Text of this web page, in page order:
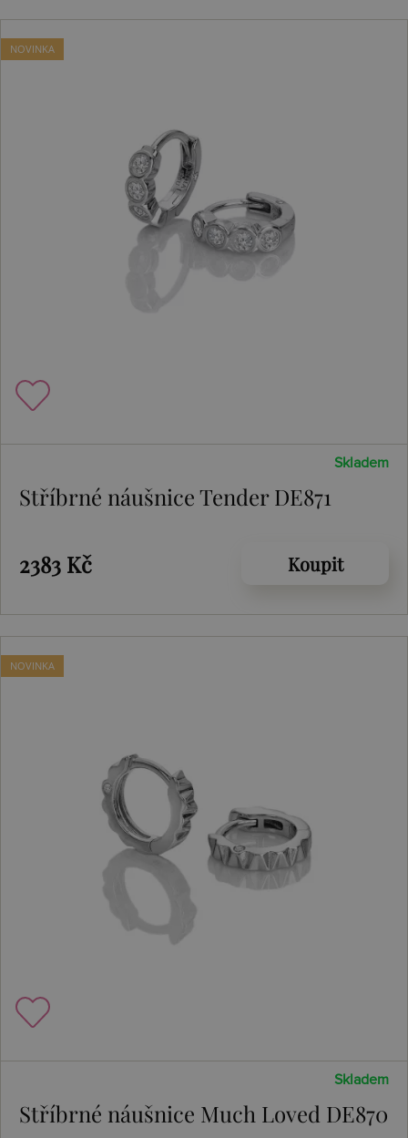
NOVINKA
Skladem
Stříbrné náušnice Tender DE871
2383 Kč Koupit
NOVINKA
Skladem
Stříbrné náušnice Much Loved DE870